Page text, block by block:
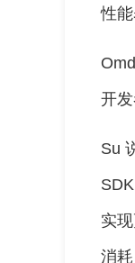
性
开发
Su
实
消